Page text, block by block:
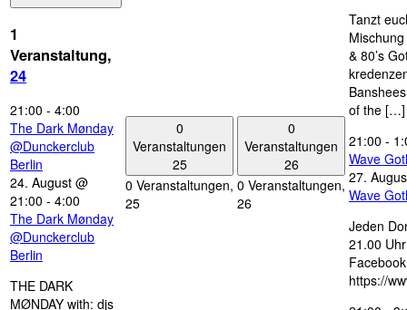
1
Veranstaltung,
24
21:00 - 4:00
The Dark Mønday
@Dunckerclub
Berlin
24. August @
21:00 - 4:00
The Dark Mønday
@Dunckerclub
Berlin
THE DARK
MØNDAY with: djs
0
Veranstaltungen
25
0 Veranstaltungen,
25
0
Veranstaltungen
26
0 Veranstaltungen,
26
Tanzt
& 80’s
of the […]
21:00 -
Wave
27.
Wave
Jeden
21.00
https://